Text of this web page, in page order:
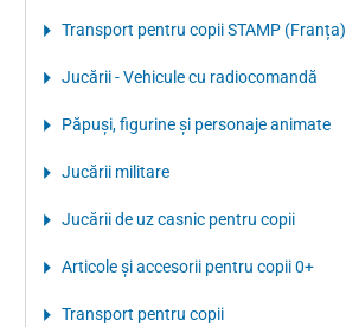
Transport pentru copii STAMP (Franța)
Jucării - Vehicule cu radiocomandă
Păpuşi, figurine şi personaje animate
Jucării militare
Jucării de uz casnic pentru copii
Articole şi accesorii pentru copii 0+
Transport pentru copii